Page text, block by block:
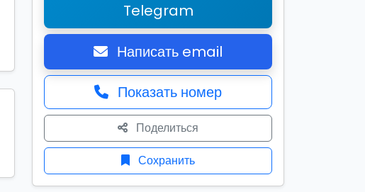
Telegram
Написать email
Показать номер
Поделиться
Сохранить